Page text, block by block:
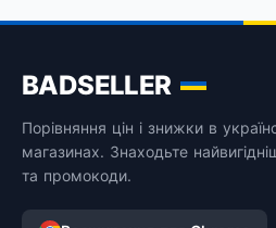
BADSELLER
Порівняння цін і знижки в
магазинах. Знаходьте
та промокоди.